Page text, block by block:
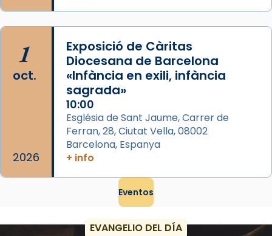
1
oct.
2026
Exposició de Càritas
Diocesana de Barcelona
«Infància en exili, infància
sagrada»
10:00
Església de Sant Jaume, Carrer de
Ferran, 28, Ciutat Vella, 08002
Barcelona, Espanya
+ info
Eventos
EVANGELIO DEL DÍA